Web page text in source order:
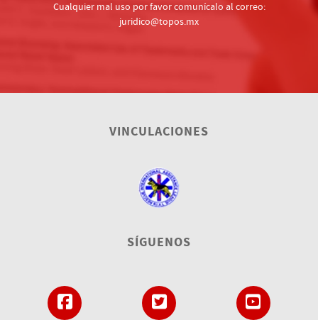
Cualquier mal uso por favor comunícalo al correo:
juridico@topos.mx
VINCULACIONES
SÍGUENOS